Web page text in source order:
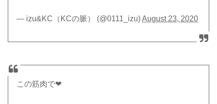
— izu&KC（KCの脈） (@0111_izu)August 23, 2020
この筋肉で❤